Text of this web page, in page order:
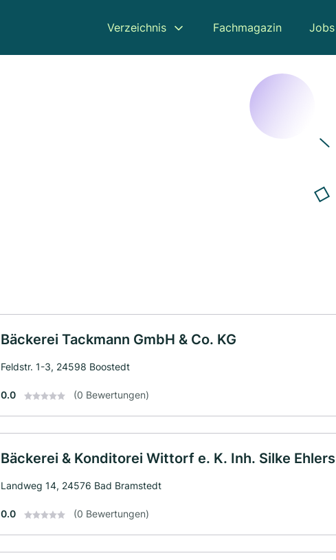
Verzeichnis Fachmagazin Jobs
Bäckerei Tackmann GmbH & Co. KG
Feldstr. 1-3, 24598 Boostedt
0.0 (0 Bewertungen)
Bäckerei & Konditorei Wittorf e. K. Inh. Silke Ehlers
Landweg 14, 24576 Bad Bramstedt
0.0 (0 Bewertungen)